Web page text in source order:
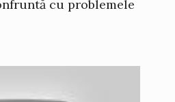
cu problemele